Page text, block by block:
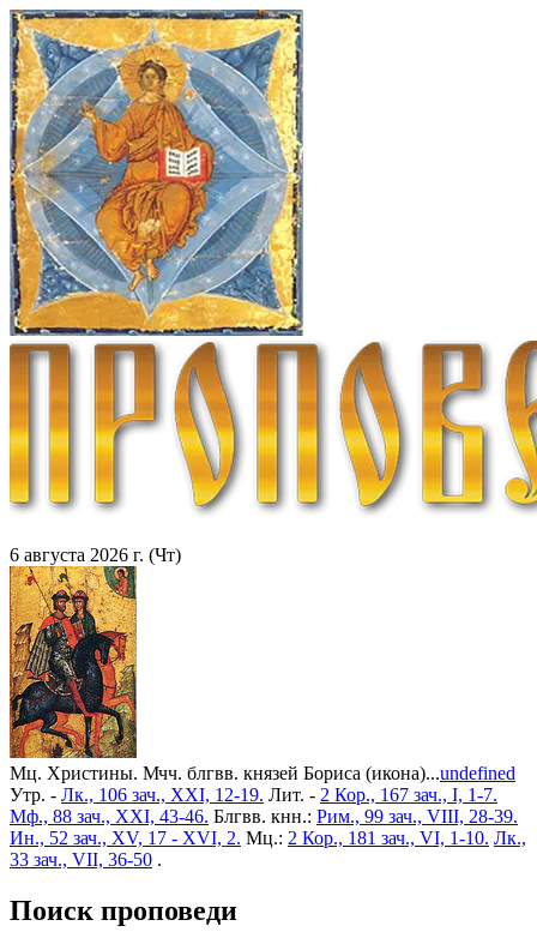
6 августа 2026 г. (Чт)
Мц. Христины. Мчч. блгвв. князей Бориса (икона)...undefined
Утр. - Лк., 106 зач., XXI, 12-19. Лит. - 2 Кор., 167 зач., I, 1-7.
Мф., 88 зач., XXI, 43-46. Блгвв. кнн.: Рим., 99 зач., VIII, 28-39.
Ин., 52 зач., XV, 17 - XVI, 2. Мц.: 2 Кор., 181 зач., VI, 1-10. Лк.,
33 зач., VII, 36-50 .
Поиск проповеди